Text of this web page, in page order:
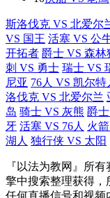
斯洛伐克 VS 北爱尔
VS 国王 活塞 VS 公
开拓者 爵士 VS 森林
刺 VS 勇士 瑞士 VS
尼亚 76人 VS 凯尔特
洛伐克 VS 北爱尔兰
岛 骑士 VS 灰熊 爵
牙 活塞 VS 76人 火
湖人 独行侠 VS 太阳
『以法为教网』所
擎中搜索整理获得，
任何直播信号和视频